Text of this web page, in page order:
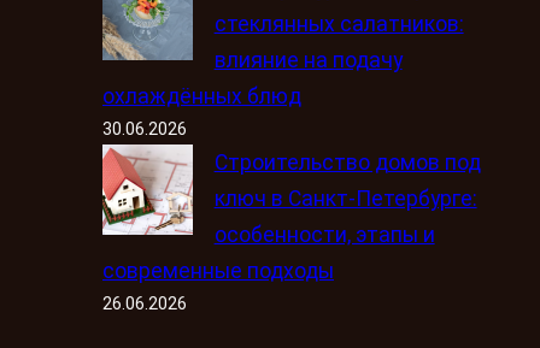
стеклянных салатников:
влияние на подачу
охлаждённых блюд
30.06.2026
Строительство домов под
ключ в Санкт-Петербурге:
особенности, этапы и
современные подходы
26.06.2026